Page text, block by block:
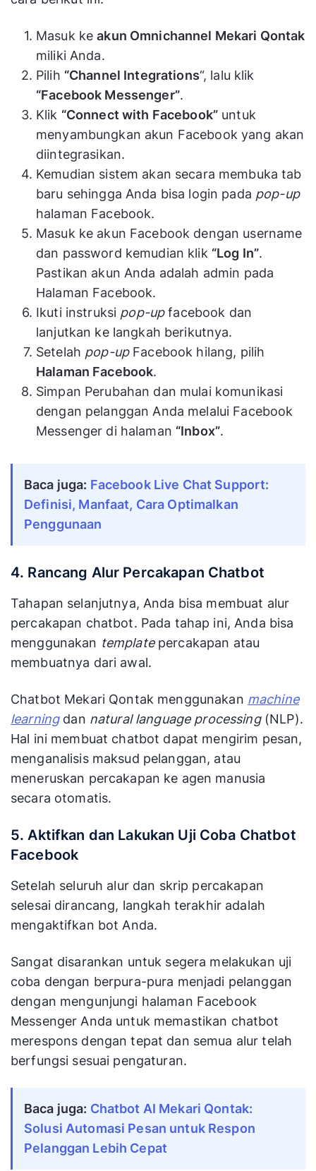
Masuk keakun Omnichannel Mekari Qontak
miliki Anda.
Pilih “Channel Integrations“, lalu klik
“Facebook Messenger”.
Klik “Connect with Facebook” untuk
menyambungkan akun Facebook yang akan
diintegrasikan.
Kemudian sistem akan secara membuka tab
baru sehingga Anda bisa login pada pop-up
halaman Facebook.
Masuk ke akun Facebook dengan username
dan password kemudian klik “Log In”.
Pastikan akun Anda adalah admin pada
Halaman Facebook.
Ikuti instruksi pop-upfacebook dan
lanjutkan ke langkah berikutnya.
Setelah pop-upFacebook hilang, pilih
Halaman Facebook.
Simpan Perubahan dan mulai komunikasi
dengan pelanggan Anda melalui Facebook
Messenger di halaman “Inbox”.
Baca juga: Facebook Live Chat Support:
Definisi, Manfaat, Cara Optimalkan
Penggunaan
4. Rancang Alur Percakapan Chatbot
Tahapan selanjutnya, Anda bisa membuat alur
percakapan chatbot. Pada tahap ini, Anda bisa
menggunakan template percakapan atau
membuatnya dari awal.
Chatbot Mekari Qontak menggunakan machine
learning dan natural language processing(NLP).
Hal ini membuat chatbot dapat mengirim pesan,
menganalisis maksud pelanggan, atau
meneruskan percakapan ke agen manusia
secara otomatis.
5. Aktifkan dan Lakukan Uji Coba Chatbot
Facebook
Setelah seluruh alur dan skrip percakapan
selesai dirancang, langkah terakhir adalah
mengaktifkan bot Anda.
Sangat disarankan untuk segera melakukan uji
coba dengan berpura-pura menjadi pelanggan
dengan mengunjungi halaman Facebook
Messenger Anda untuk memastikan chatbot
merespons dengan tepat dan semua alur telah
berfungsi sesuai pengaturan.
Baca juga: Chatbot AI Mekari Qontak:
Solusi Automasi Pesan untuk Respon
Pelanggan Lebih Cepat